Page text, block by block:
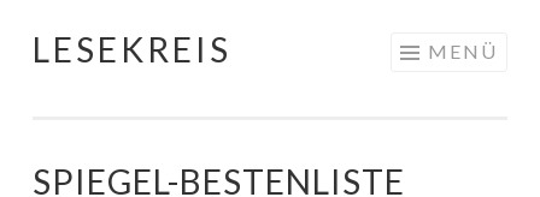
Springe
LESEKREIS MENÜ
SPIEGEL-BESTENLISTE